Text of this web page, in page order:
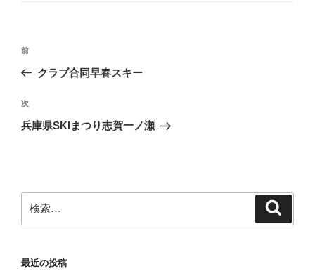
投
ビ
ゲ
ン
前
の
稿
前
クラブ合同早春スキー
次
の
次
兵庫県SKIまつり志賀一ノ瀬
検
索:
最近の投稿